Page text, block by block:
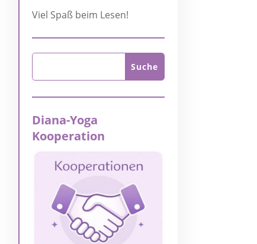
Viel Spaß beim Lesen!
Diana-Yoga
Kooperation